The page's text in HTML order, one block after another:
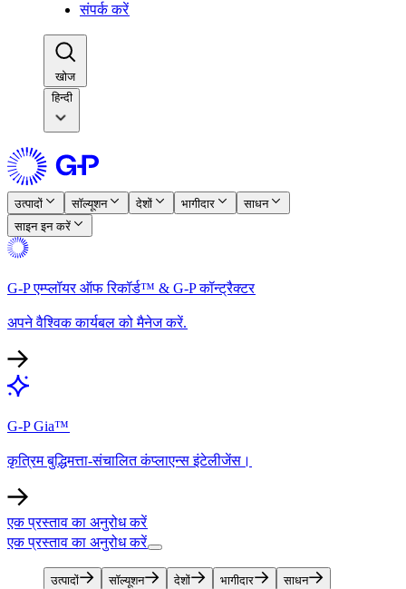
संपर्क करें​​
खोज​​
हिन्दी
उत्पादों​​ सॉल्यूशन​​ देशों​​ भागीदार​​
साधन​​
साइन इन करें​​
G-P एम्प्लॉयर ऑफ रिकॉर्ड™ & G-P कॉन्ट्रैक्टर​​
अपने वैश्विक कार्यबल को मैनेज करें.​​
G-P Gia™​​
कृत्रिम बुद्धिमत्ता-संचालित कंप्लाएन्स इंटेलीजेंस।​​
एक प्रस्ताव का अनुरोध करें​​
एक प्रस्ताव का अनुरोध करें​​
उत्पादों​​ सॉल्यूशन​​ देशों​​ भागीदार​​ साधन​​